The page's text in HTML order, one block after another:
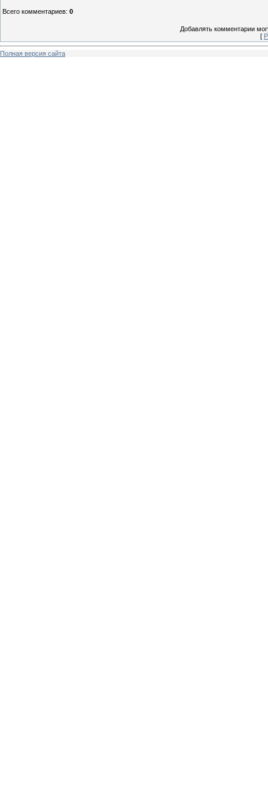
Всего комментариев: 0
Добавлять комментарии
[
Полная версия сайта